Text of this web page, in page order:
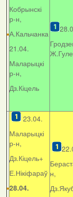
Кобрынскі
р-н,
А.Кальчанка
21.04.
Маларыцкі
р-н,
Дз.Кіцель
23.04.
Маларыцкі
р-н,
Дз.Кіцель+
Е.Нікіфараў
28.04.
н,